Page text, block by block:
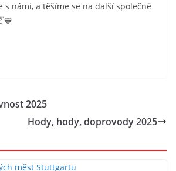
s námi, a těšíme se na další společně
2025
Hody, hody, doprovody 2025